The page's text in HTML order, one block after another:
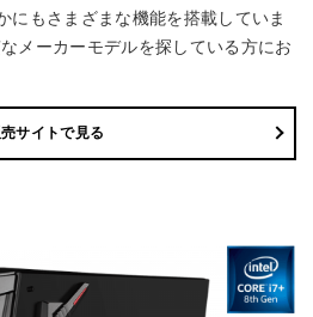
にもさまざまな機能を搭載していま
メーカーモデルを探している方にお
サイトで見る